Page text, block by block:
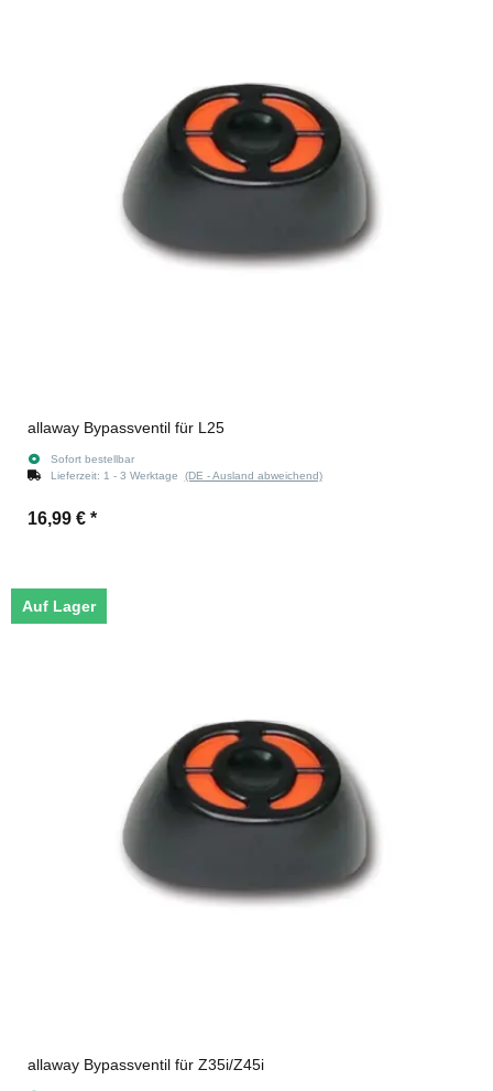
allaway Bypassventil für L25
Sofort bestellbar
Lieferzeit: 1 - 3 Werktage (DE - Ausland abweichend)
16,99 € *
Auf Lager
allaway Bypassventil für Z35i/Z45i